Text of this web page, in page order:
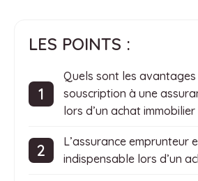
LES POINTS :
Quels sont les avantages
souscription à une
lors d’un achat immobilier
L’assurance emprunteur
indispensable lors d’un